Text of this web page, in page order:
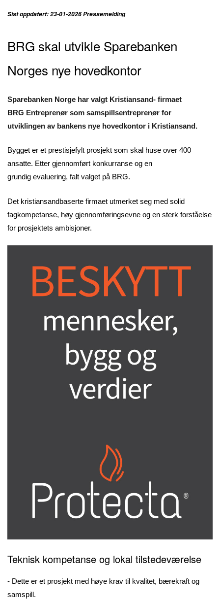
Sist oppdatert: 23-01-2026 Pressemelding
BRG skal utvikle Sparebanken
Norges nye hovedkontor
Sparebanken Norge har valgt Kristiansand- firmaet
BRG Entreprenør som samspillsentreprenør for
utviklingen av bankens nye hovedkontor i Kristiansand.
Bygget er et prestisjefylt prosjekt som skal huse over 400
ansatte. Etter gjennomført konkurranse og en
grundig evaluering, falt valget på BRG.
Det kristiansandbaserte firmaet utmerket seg med solid
fagkompetanse, høy gjennomføringsevne og en sterk forståelse
for prosjektets ambisjoner.
Teknisk kompetanse og lokal tilstedeværelse
- Dette er et prosjekt med høye krav til kvalitet, bærekraft og
samspill.